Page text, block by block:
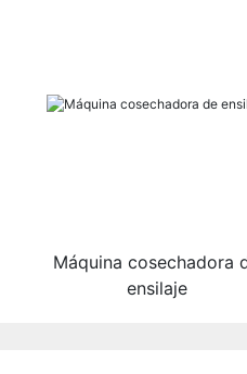
Máquina cosechadora
ensilaje